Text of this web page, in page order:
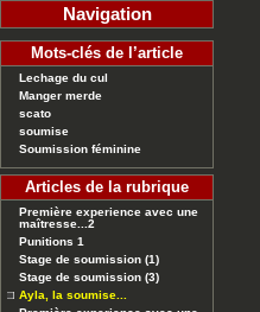
Navigation
Mots-clés de l’article
Lechage du cul
Manger merde
scato
soumise
Soumission féminine
Articles de la rubrique
Première experience avec une
maîtresse...2
Punitions 1
Stage de soumission (1)
Stage de soumission (3)
Ayla, la soumise...